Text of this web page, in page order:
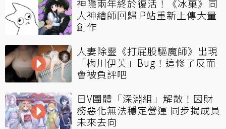
神隱兩年終於復活！《冰菓》同
人神繪師回歸 P站重新上傳大量
創作
人妻除靈《打屁股驅魔師》出現
「梅川伊芙」Bug！這修了反而
會被負評吧
日V團體「深淵組」解散！因財
務惡化無法穩定營運 同步揭成員
未來去向